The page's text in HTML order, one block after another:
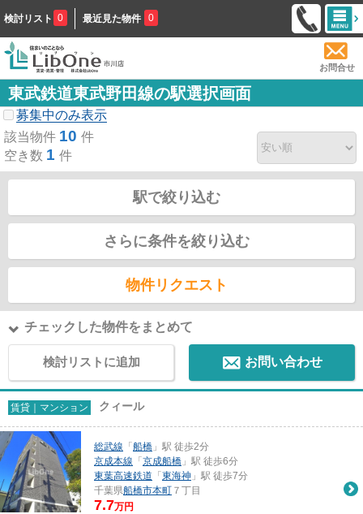
検討リスト 0 最近見た物件 0
お問合せ
東武鉄道東武野田線の駅選択画面
募集中のみ表示
該当物件 10 件
空き数 1 件
駅で絞り込む
さらに条件を絞り込む
物件リクエスト
チェックした物件をまとめて
検討リストに追加 お問い合わせ
賃貸｜マンション クィール
総武線 「 船橋 」駅 徒歩2分
京成本線 「 京成船橋 」駅 徒歩6分
東葉高速鉄道 「 東海神 」駅 徒歩7分
千葉県船橋市本町 ７丁目
7.7万円